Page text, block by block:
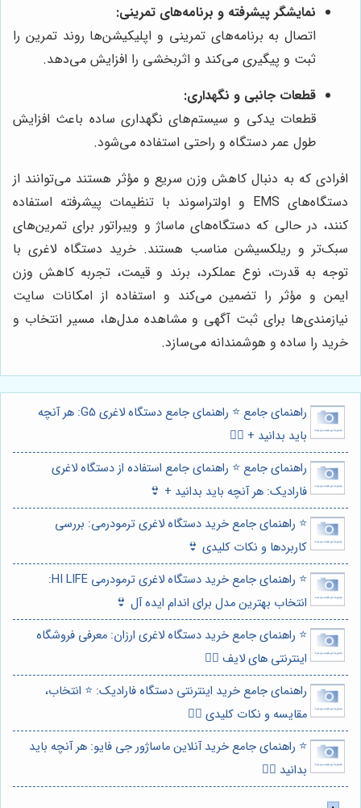
نمایشگر پیشرفته و برنامه‌های تمرینی:
اتصال به برنامه‌های تمرینی و اپلیکیشن‌ها روند تمرین را
ثبت و پیگیری می‌کند و اثربخشی را افزایش می‌دهد.
قطعات جانبی و نگهداری:
قطعات یدکی و سیستم‌های نگهداری ساده باعث افزایش
طول عمر دستگاه و راحتی استفاده می‌شود.
افرادی که به دنبال کاهش وزن سریع و مؤثر هستند می‌توانند از
دستگاه‌های EMS و اولتراسوند با تنظیمات پیشرفته استفاده
کنند، در حالی که دستگاه‌های ماساژ و ویبراتور برای تمرین‌های
سبک‌تر و ریلکسیشن مناسب هستند. خرید دستگاه لاغری با
توجه به قدرت، نوع عملکرد، برند و قیمت، تجربه کاهش وزن
ایمن و مؤثر را تضمین می‌کند و استفاده از امکانات سایت
نیازمندی‌ها برای ثبت آگهی و مشاهده مدل‌ها، مسیر انتخاب و
خرید را ساده و هوشمندانه می‌سازد.
راهنمای جامع ⭐️ راهنمای جامع دستگاه لاغری G5: هر آنچه
باید بدانید + 🏃‍♀️
راهنمای جامع ⭐️ راهنمای جامع استفاده از دستگاه لاغری
فارادیک: هر آنچه باید بدانید + 👙
⭐️ راهنمای جامع خرید دستگاه لاغری ترمودرمی: بررسی
کاربردها و نکات کلیدی 👙
⭐️ راهنمای جامع خرید دستگاه لاغری ترمودرمی HI LIFE:
انتخاب بهترین مدل برای اندام ایده آل 👙
⭐️ راهنمای جامع خرید دستگاه لاغری ارزان: معرفی فروشگاه
اینترنتی های لایف 🏋️‍♀️
راهنمای جامع خرید اینترنتی دستگاه فارادیک: ⭐️ انتخاب،
مقایسه و نکات کلیدی 🏋️‍♀️
⭐️ راهنمای جامع خرید آنلاین ماساژور جی فایو: هر آنچه باید
بدانید 💆‍♀️